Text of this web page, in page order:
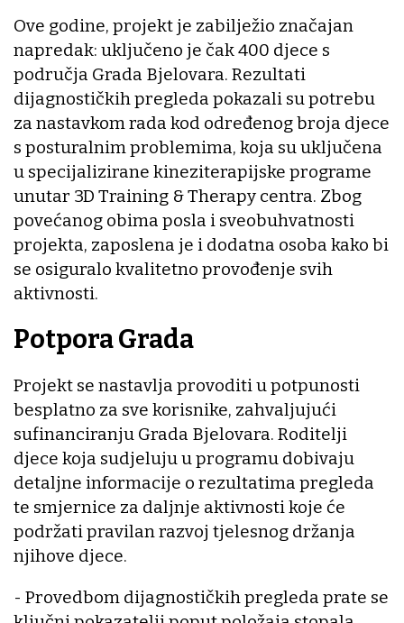
Ove godine, projekt je zabilježio značajan
napredak: uključeno je čak 400 djece s
područja Grada Bjelovara. Rezultati
dijagnostičkih pregleda pokazali su potrebu
za nastavkom rada kod određenog broja djece
s posturalnim problemima, koja su uključena
u specijalizirane kineziterapijske programe
unutar 3D Training & Therapy centra. Zbog
povećanog obima posla i sveobuhvatnosti
projekta, zaposlena je i dodatna osoba kako bi
se osiguralo kvalitetno provođenje svih
aktivnosti.
Potpora Grada
Projekt se nastavlja provoditi u potpunosti
besplatno za sve korisnike, zahvaljujući
sufinanciranju Grada Bjelovara. Roditelji
djece koja sudjeluju u programu dobivaju
detaljne informacije o rezultatima pregleda
te smjernice za daljnje aktivnosti koje će
podržati pravilan razvoj tjelesnog držanja
njihove djece.
- Provedbom dijagnostičkih pregleda prate se